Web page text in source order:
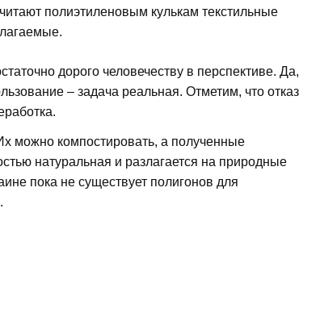
полиэтиленовым кулькам текстильные
дорого человечеству в перспективе. Да,
– задача реальная. Отметим, что отказ
можно компостировать, а полученные
натуральная и разлагается на природные
пока не существует полигонов для